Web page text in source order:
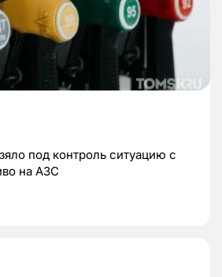
под контроль ситуацию с
на АЗС